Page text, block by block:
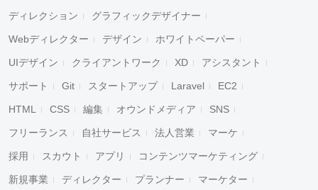
ディレクション グラフィックデザイナー
Webディレクター デザイン ホワイトペーパー
UIデザイン クライアントワーク XD アシスタント
サポート Git スタートアップ Laravel EC2
HTML CSS 編集 オウンドメディア SNS
フリーランス 自社サービス 法人営業 マーケ
採用 スカウト アプリ コンテンツマーケティング
新規事業 ディレクター プランナー マーケター